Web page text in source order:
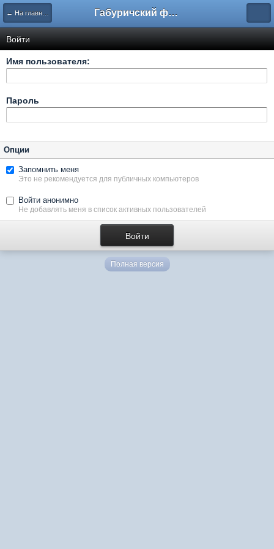
← На главную Габуричский форум
Войти
Имя пользователя:
Пароль
Опции
Запомнить меня
Это не рекомендуется для публичных компьютеров
Войти анонимно
Не добавлять меня в список активных пользователей
Полная версия